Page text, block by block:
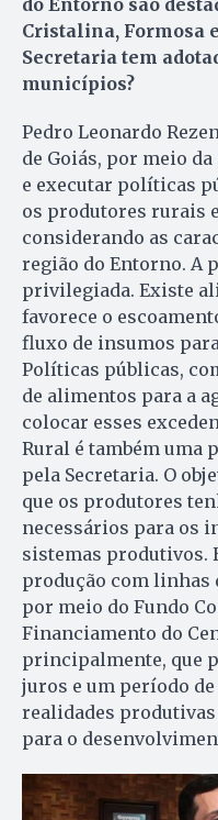
do Entorno são
Cristalina, Formosa
Secretaria tem
municípios?
Pedro Leonardo
de Goiás, por meio
e executar políticas
os produtores rurais
considerando as
região do Entorno. A
privilegiada. Existe
favorece o
fluxo de insumos
Políticas públicas,
de alimentos para a
colocar esses
Rural é também uma
pela Secretaria. O
que os produtores
necessários para os
sistemas produtivos.
produção com linhas
por meio do Fundo
Financiamento do
principalmente, que
juros e um período
realidades
para o